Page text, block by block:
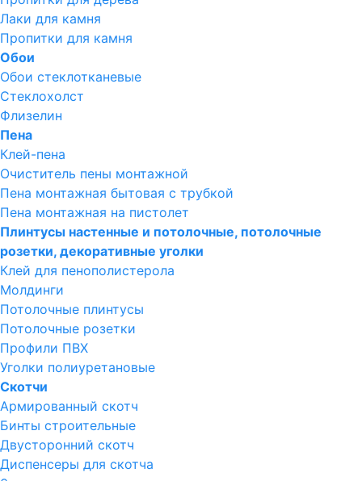
Лаки для камня
Пропитки для камня
Обои
Обои стеклотканевые
Стеклохолст
Флизелин
Пена
Клей-пена
Очиститель пены монтажной
Пена монтажная бытовая с трубкой
Пена монтажная на пистолет
Плинтусы настенные и потолочные, потолочные
розетки, декоративные уголки
Клей для пенополистерола
Молдинги
Потолочные плинтусы
Потолочные розетки
Профили ПВХ
Уголки полиуретановые
Скотчи
Армированный скотч
Бинты строительные
Двусторонний скотч
Диспенсеры для скотча